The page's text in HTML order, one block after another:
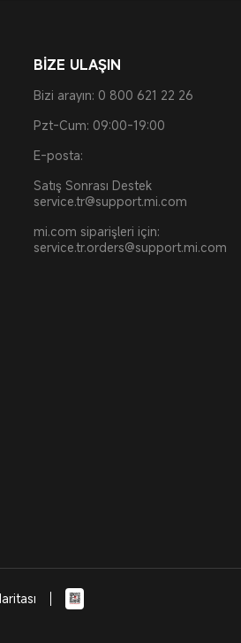
BİZE ULAŞIN
Bizi arayın: 0 800 621 22 26
Pzt-Cum: 09:00-19:00
E-posta:
Satış Sonrası Destek
service.tr@support.mi.com
mi.com siparişleri için:
service.tr.orders@support.mi.com